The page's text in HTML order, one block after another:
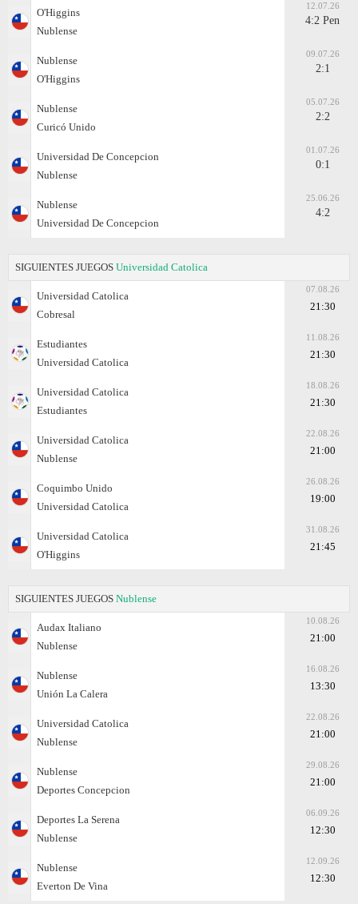
O'Higgins
Nublense
12.07.26
4:2 Pen
Nublense
O'Higgins
09.07.26
2:1
Nublense
Curicó Unido
05.07.26
2:2
Universidad De Concepcion
Nublense
01.07.26
0:1
Nublense
Universidad De Concepcion
25.06.26
4:2
SIGUIENTES JUEGOS Universidad Catolica
Universidad Catolica
Cobresal
07.08.26
21:30
Estudiantes
Universidad Catolica
11.08.26
21:30
Universidad Catolica
Estudiantes
18.08.26
21:30
Universidad Catolica
Nublense
22.08.26
21:00
Coquimbo Unido
Universidad Catolica
26.08.26
19:00
Universidad Catolica
O'Higgins
31.08.26
21:45
SIGUIENTES JUEGOS Nublense
Audax Italiano
Nublense
10.08.26
21:00
Nublense
Unión La Calera
16.08.26
13:30
Universidad Catolica
Nublense
22.08.26
21:00
Nublense
Deportes Concepcion
29.08.26
21:00
Deportes La Serena
Nublense
06.09.26
12:30
Nublense
Everton De Vina
12.09.26
12:30